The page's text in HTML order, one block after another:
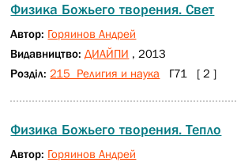
Физика Божьего творения. Свет
Автор: Горяинов Андрей
Видавництво:ДИАЙПИ , 2013
Розділ: 215 Религия и наука Г71 [ 2 ]
Физика Божьего творения. Тепло
Автор: Горяинов Андрей